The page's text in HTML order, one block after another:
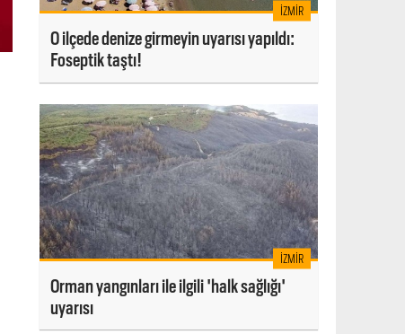
İZMIR
O ilçede denize girmeyin uyarısı yapıldı:
Foseptik taştı!
İZMIR
Orman yangınları ile ilgili 'halk sağlığı'
uyarısı